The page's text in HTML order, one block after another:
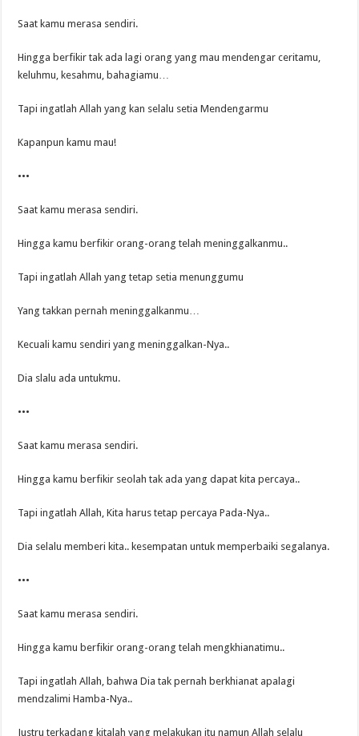
Saat kamu merasa sendiri.
Hingga berfikir tak ada lagi orang yang mau mendengar ceritamu,
keluhmu, kesahmu, bahagiamu…
Tapi ingatlah Allah yang kan selalu setia Mendengarmu
Kapanpun kamu mau!
•••
Saat kamu merasa sendiri.
Hingga kamu berfikir orang-orang telah meninggalkanmu..
Tapi ingatlah Allah yang tetap setia menunggumu
Yang takkan pernah meninggalkanmu…
Kecuali kamu sendiri yang meninggalkan-Nya..
Dia slalu ada untukmu.
•••
Saat kamu merasa sendiri.
Hingga kamu berfikir seolah tak ada yang dapat kita percaya..
Tapi ingatlah Allah, Kita harus tetap percaya Pada-Nya..
Dia selalu memberi kita.. kesempatan untuk memperbaiki segalanya.
•••
Saat kamu merasa sendiri.
Hingga kamu berfikir orang-orang telah mengkhianatimu..
Tapi ingatlah Allah, bahwa Dia tak pernah berkhianat apalagi
mendzalimi Hamba-Nya..
Justru terkadang kitalah yang melakukan itu namun Allah selalu